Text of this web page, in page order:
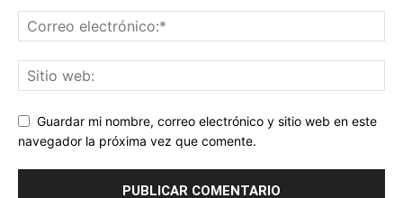
Guardar mi nombre, correo electrónico y sitio web en este
navegador la próxima vez que comente.